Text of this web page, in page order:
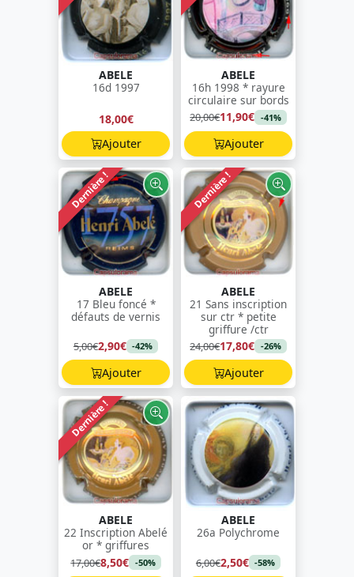
ABELE
16d 1997
18,00€
Ajouter
ABELE
16h 1998 * rayure
circulaire sur bords
20,00€11,90€ -41%
Ajouter
Dernière !
ABELE
17 Bleu foncé *
défauts de vernis
5,00€2,90€ -42%
Ajouter
Dernière !
ABELE
21 Sans inscription
sur ctr * petite
griffure /ctr
24,00€17,80€ -26%
Ajouter
Dernière !
ABELE
22 Inscription Abelé
or * griffures
17,00€8,50€ -50%
ABELE
26a Polychrome
6,00€2,50€ -58%